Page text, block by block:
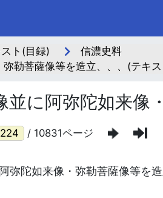
ト(目録)
信濃史料
勒菩薩像等を造立、、、(テキ
に阿弥陀如来像
/ 10831ページ